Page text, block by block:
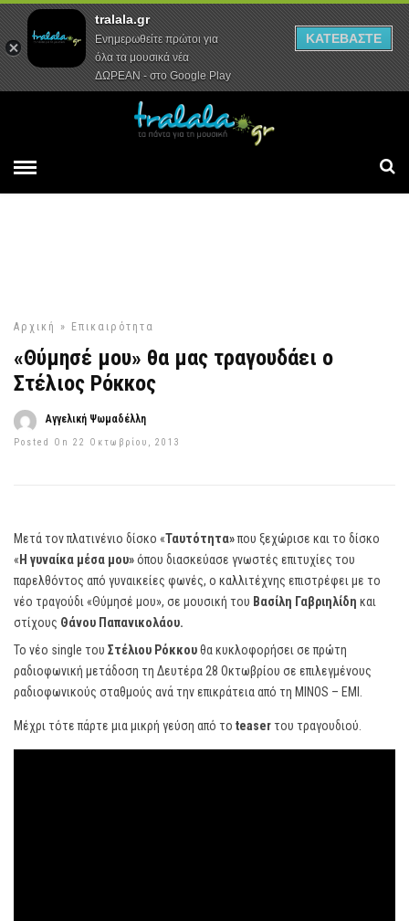
Αρχική Συνεντεύξεις Ρεπορτάζ
Αρχική » Επικαιρότητα
«Θύμησέ μου» θα μας τραγουδάει ο
Στέλιος Ρόκκος
Αγγελική Ψωμαδέλλη
Posted On 22 Οκτωβρίου, 2013
Μετά τον πλατινένιο δίσκο «Ταυτότητα»που ξεχώρισε και το δίσκο
« Η γυναίκα μέσα μου»όπου διασκεύασε γνωστές επιτυχίες του
παρελθόντος από γυναικείες φωνές, ο καλλιτέχνης επιστρέφει με το
νέο τραγούδι «Θύμησέ μου», σε μουσική του Βασίλη Γαβριηλίδη και
στίχους Θάνου Παπανικολάου.
Το νέο single του Στέλιου Ρόκκουθα κυκλοφορήσει σε πρώτη
ραδιοφωνική μετάδοση τη Δευτέρα 28 Οκτωβρίου σε επιλεγμένους
ραδιοφωνικούς σταθμούς ανά την επικράτεια από τη MINOS – EMI.
Μέχρι τότε πάρτε μια μικρή γεύση από το teaserτου τραγουδιού.
tralala.gr
Ενημερωθείτε πρώτοι για
όλα τα μουσικά νέα
ΔΩΡΕΑΝ - στο Google Play
ΚΑΤΕΒΑΣΤΕ